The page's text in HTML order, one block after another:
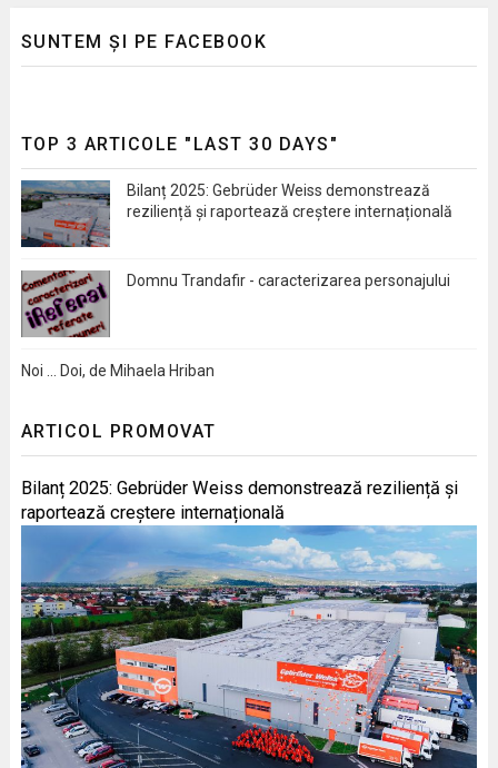
SUNTEM ȘI PE FACEBOOK
TOP 3 ARTICOLE "LAST 30 DAYS"
Bilanț 2025: Gebrüder Weiss demonstrează
reziliență și raportează creștere internațională
Domnu Trandafir - caracterizarea personajului
Noi … Doi, de Mihaela Hriban
ARTICOL PROMOVAT
Bilanț 2025: Gebrüder Weiss demonstrează reziliență și
raportează creștere internațională